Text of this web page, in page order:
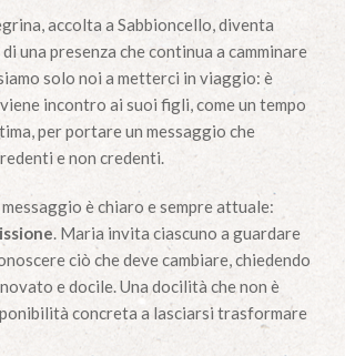
accolta a Sabbioncello, diventa
una presenza che continua a camminare
solo noi a metterci in viaggio: è
incontro ai suoi figli, come un tempo
per portare un messaggio che
e non credenti.
è chiaro e sempre attuale:
. Maria invita ciascuno a guardare
ciò che deve cambiare, chiedendo
e docile. Una docilità che non è
concreta a lasciarsi trasformare